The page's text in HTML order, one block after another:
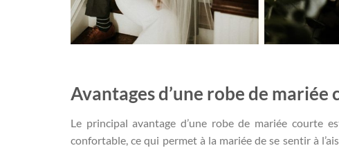
Avantages d’une robe de mariée
Le principal avantage d’une robe de mariée courte
confortable, ce qui permet à la mariée de se sentir à